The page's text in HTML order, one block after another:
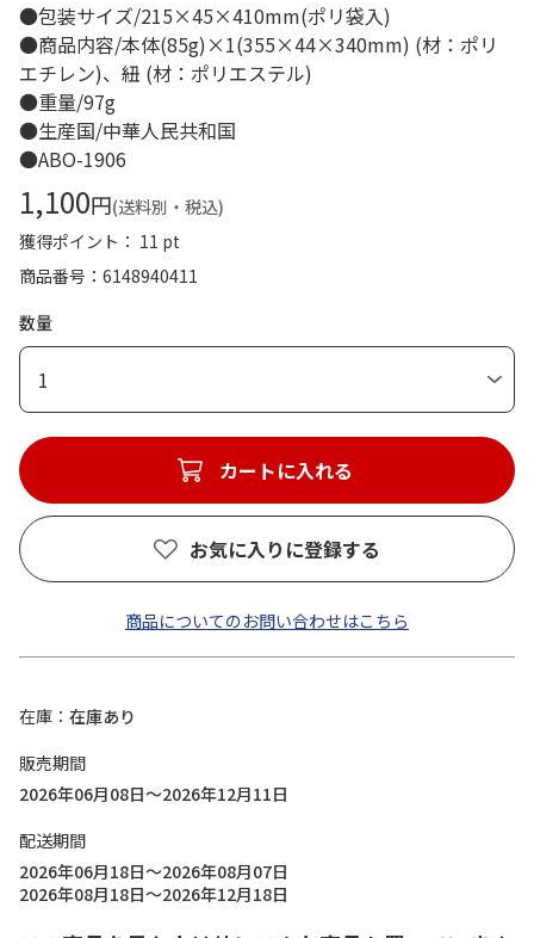
●包装サイズ/215×45×410mm(ポリ袋入)
●商品内容/本体(85g)×1(355×44×340mm) (材：ポリ
エチレン)、紐 (材：ポリエステル)
●重量/97g
●生産国/中華人民共和国
●ABO-1906
1,100円(送料別・税込)
獲得ポイント： 11 pt
商品番号
6148940411
数量
1
カートに入れる
お気に入りに登録する
商品についてのお問い合わせはこちら
在庫
在庫あり
販売期間
2026年06月08日～2026年12月11日
配送期間
2026年06月18日～2026年08月07日
2026年08月18日～2026年12月18日